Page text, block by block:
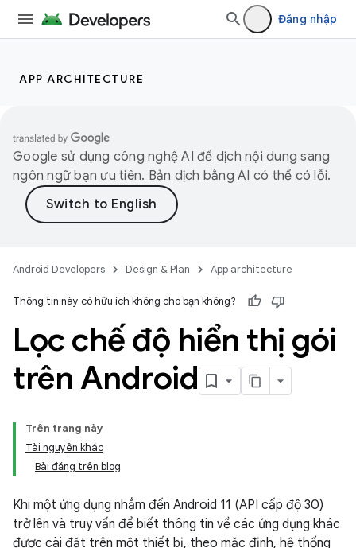
Đăng nhập
APP ARCHITECTURE
Google sử dụng công nghệ AI để dịch nội dung sang
ngôn ngữ bạn ưu tiên. Bản dịch bằng AI có thể có lỗi.
Android Developers Design & Plan App architecture
Thông tin này có hữu ích không cho bạn không?
Lọc chế độ hiển thị gói
trên Android
Trên trang này
Tài nguyên khác
Bài đăng trên blog
Khi một ứng dụng nhắm đến Android 11 (API cấp độ 30)
trở lên và truy vấn để biết thông tin về các ứng dụng khác
được cài đặt trên một thiết bị, theo mặc định, hệ thống